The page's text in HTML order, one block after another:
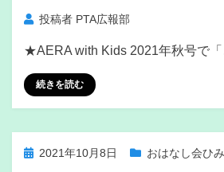
投稿者 PTA広報部
★AERA with Kids 2021年秋号で
続きを読む
投 2021年10月8日 おはなし会ひ